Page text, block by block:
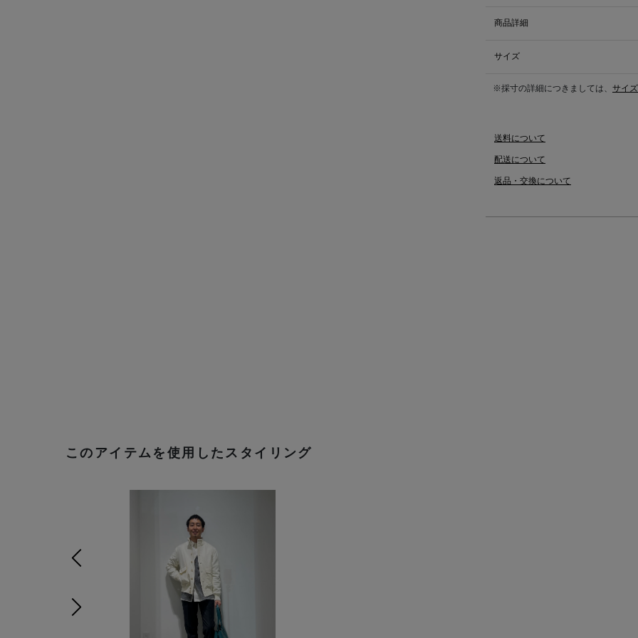
商品詳細
サイズ
※採寸の詳細につきましては、 サイ
送料について
配送について
返品・交換について
このアイテムを使用したスタイリング